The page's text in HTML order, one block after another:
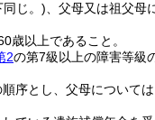
じ。) 、父母又は祖父母
歳以上であること。
2の第7級以上の障害等級
序とし、父母について